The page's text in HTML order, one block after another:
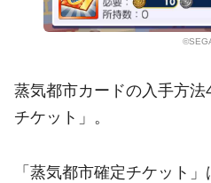
蒸気都市カードの入手方
チケット」。
「蒸気都市確定チケット